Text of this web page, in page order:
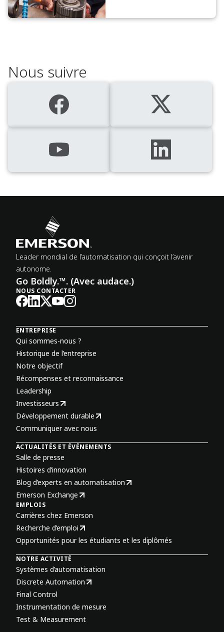
Nous suivre
Leader mondial de l’automatisation qui conçoit l’avenir
autonome.
Go Boldly.™. (Avec audace.)
NOUS CONTACTER
ENTREPRISE
Qui sommes-nous ?
Historique de l’entreprise
Notre objectif
Récompenses et reconnaissance
Leadership
Investisseurs
Développement durable
Communiquer avec nous
ACTUALITÉS ET ÉVÉNEMENTS
Salle de presse
Histoires d’innovation
Blog d’experts en automatisation
Emerson Exchange
EMPLOIS
Carrières chez Emerson
Recherche d’emploi
Opportunités pour les étudiants et les diplômés
NOTRE ACTIVITÉ
Systèmes d’automatisation
Discrete Automation
Final Control
Instrumentation de mesure
Test & Measurement